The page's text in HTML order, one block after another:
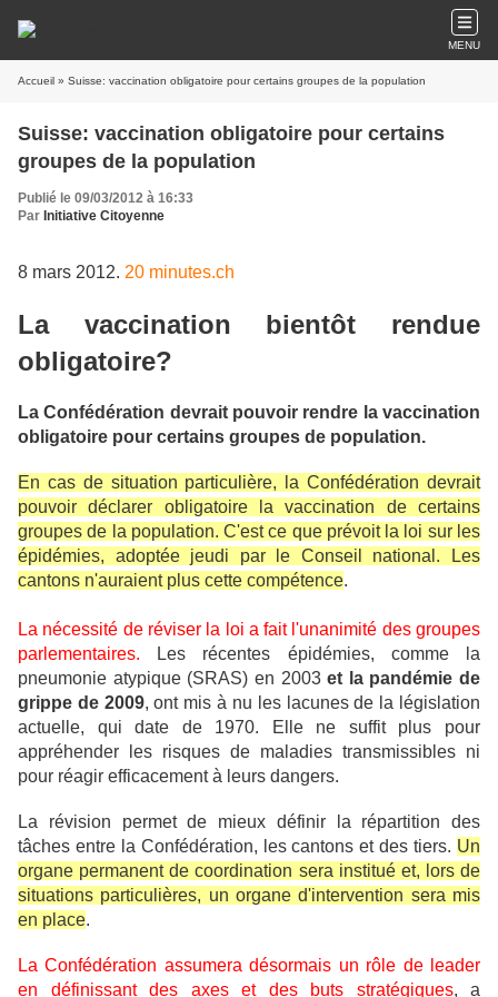
MENU
Accueil » Suisse: vaccination obligatoire pour certains groupes de la population
Suisse: vaccination obligatoire pour certains
groupes de la population
Publié le 09/03/2012 à 16:33
Par Initiative Citoyenne
8 mars 2012. 20 minutes.ch
La vaccination bientôt rendue
obligatoire?
La Confédération devrait pouvoir rendre la vaccination
obligatoire pour certains groupes de population.
En cas de situation particulière, la Confédération devrait
pouvoir déclarer obligatoire la vaccination de certains
groupes de la population. C'est ce que prévoit la loi sur les
épidémies, adoptée jeudi par le Conseil national. Les
cantons n'auraient plus cette compétence.
La nécessité de réviser la loi a fait l'unanimité des groupes
parlementaires. Les récentes épidémies, comme la
pneumonie atypique (SRAS) en 2003et la pandémie de
grippe de 2009, ont mis à nu les lacunes de la législation
actuelle, qui date de 1970. Elle ne suffit plus pour
appréhender les risques de maladies transmissibles ni
pour réagir efficacement à leurs dangers.
La révision permet de mieux définir la répartition des
tâches entre la Confédération, les cantons et des tiers. Un
organe permanent de coordination sera institué et, lors de
situations particulières, un organe d'intervention sera mis
en place.
La Confédération assumera désormais un rôle de leader
en définissant des axes et des buts stratégiques, a